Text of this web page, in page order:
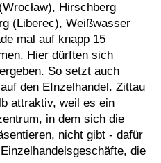
Hirschberg
(Liberec), Weißwasser
mal auf knapp 15
Hier dürften sich
So setzt auch
den EInzelhandel. Zittau
attraktiv, weil es ein
in dem sich die
nicht gibt - dafür
die